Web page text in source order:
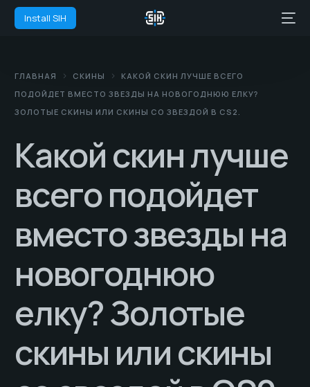
Install SIH
ГЛАВНАЯ СКИНЫ
КАКОЙ СКИН ЛУЧШЕ ВСЕГО
ПОДОЙДЕТ ВМЕСТО ЗВЕЗДЫ НА НОВОГОДНЮЮ ЕЛКУ?
ЗОЛОТЫЕ СКИНЫ ИЛИ СКИНЫ СО ЗВЕЗДОЙ В CS2.
Какой скин лучше
всего подойдет
вместо звезды на
новогоднюю
елку? Золотые
скины или скины